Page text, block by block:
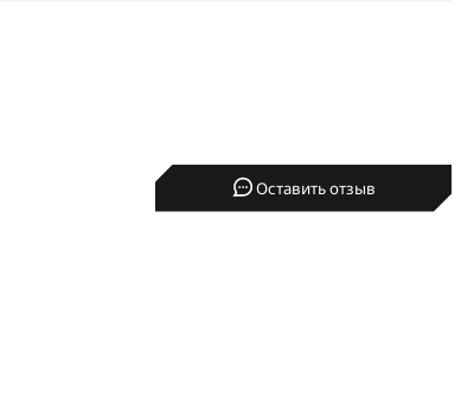
Оставить отзыв